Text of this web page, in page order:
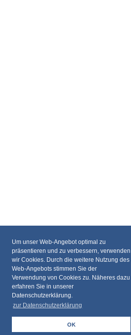
Um unser Web-Angebot optimal zu
präsentieren und zu verbessern, verwenden
wir Cookies. Durch die weitere Nutzung des
Web-Angebots stimmen Sie der
Verwendung von Cookies zu. Näheres dazu
erfahren Sie in unserer
Datenschutzerklärung.
zur Datenschutzerklärung
OK